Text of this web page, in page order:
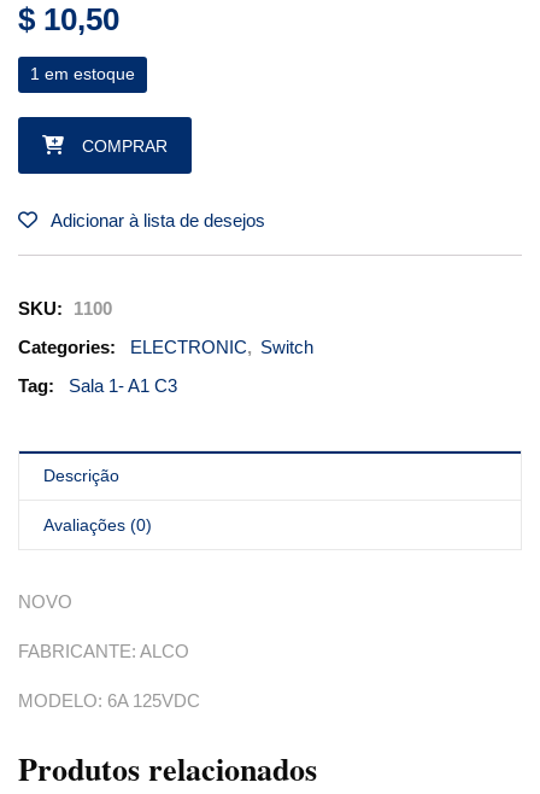
$ 10,50
1 em estoque
SWITCH INTERUPTOR DE ALAVANCA PN MTA406N
COMPRAR
Adicionar à lista de desejos
SKU:
1100
Categories:
ELECTRONIC, Switch
Tag:
Sala 1- A1 C3
Descrição
Avaliações (0)
NOVO
FABRICANTE: ALCO
MODELO: 6A 125VDC
Produtos relacionados